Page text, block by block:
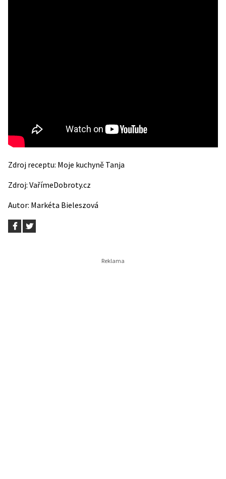
Zdroj receptu: Moje kuchyně Tanja
Zdroj: VařímeDobroty.cz
Autor: Markéta Bieleszová